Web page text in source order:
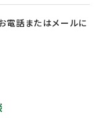
電話またはメールに